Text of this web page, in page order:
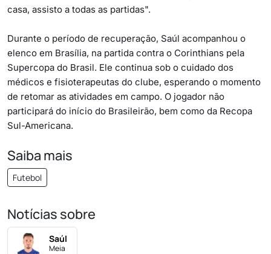
casa, assisto a todas as partidas".
Durante o período de recuperação, Saúl acompanhou o
elenco em Brasília, na partida contra o Corinthians pela
Supercopa do Brasil. Ele continua sob o cuidado dos
médicos e fisioterapeutas do clube, esperando o momento
de retomar as atividades em campo. O jogador não
participará do início do Brasileirão, bem como da Recopa
Sul-Americana.
Saiba mais
Futebol
Notícias sobre
Saúl
Meia